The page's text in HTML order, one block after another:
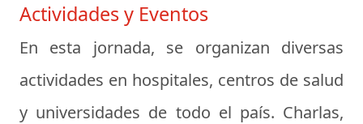
Actividades y Eventos
En esta jornada, se organizan diversas
actividades en hospitales, centros de salud
y universidades de todo el país. Charlas,